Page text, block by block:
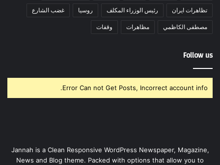
تظاهرات ايران رئيس الوزراء المكلف روسيا غضب الشارع
مصطفى الكاظمي مظاهرات وقفات
Follow us
Error Can not Get Posts, Incorrect account info.
Jannah is a Clean Responsive WordPress Newspaper, Magazine,
News and Blog theme. Packed with options that allow you to